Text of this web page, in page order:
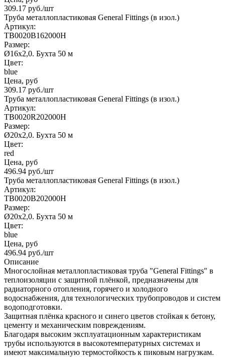
309.17 руб./шт
Труба металлопластиковая General Fittings (в изол.)
Артикул:
TB0020B162000H
Размер:
Ø16х2,0. Бухта 50 м
Цвет:
blue
Цена, руб
309.17 руб./шт
Труба металлопластиковая General Fittings (в изол.)
Артикул:
TB0020R202000H
Размер:
Ø20х2,0. Бухта 50 м
Цвет:
red
Цена, руб
496.94 руб./шт
Труба металлопластиковая General Fittings (в изол.)
Артикул:
TB0020B202000H
Размер:
Ø20х2,0. Бухта 50 м
Цвет:
blue
Цена, руб
496.94 руб./шт
Описание
Многослойная металлопластиковая труба "General Fittings" в
теплоизоляции с защитной плёнкой, предназначены для
радиаторного отопления, горячего и холодного
водоснабжения, для технологических трубопроводов и систем
водоподготовки.
Защитная плёнка красного и синего цветов стойкая к бетону,
цементу и механическим повреждениям.
Благодаря высоким эксплуатационным характеристикам
трубы используются в высокотемпературных системах и
имеют максимальную термостойкость к пиковым нагрузкам.